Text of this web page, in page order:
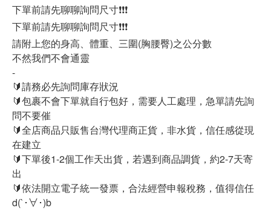
下單前請先聊聊詢問尺寸❗❗❗
下單前請先聊聊詢問尺寸❗❗❗
請附上您的身高、體重、三圍(胸腰臀)之公分數
不然我們不會通靈
-
🔰請務必先詢問庫存狀況
🔰包裹不會下單就自行包好，需要人工處理，急單請先詢
問不要催
🔰全店商品只販售台灣代理商正貨，非水貨，信任感從現
在建立
🔰下單後1-2個工作天出貨，若遇到商品調貨，約2-7天寄
出
🔰依法開立電子統一發票，合法經營申報稅務，值得信任
d(`･∀･)b